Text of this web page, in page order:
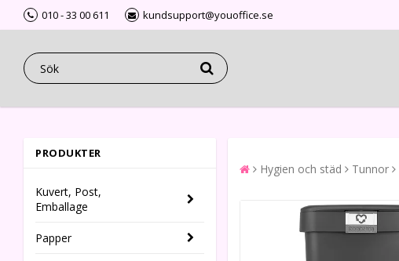
010 - 33 00 611 kundsupport@youoffice.se
PRODUKTER
Kuvert, Post,
Emballage
Papper
Hygien och städ Tunnor